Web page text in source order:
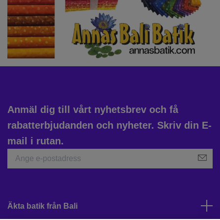
Anmäl dig till vårt nyhetsbrev och få
rabatterbjudanden och nyheter. Skriv din E-
mail i rutan.
Äkta batik från Bali